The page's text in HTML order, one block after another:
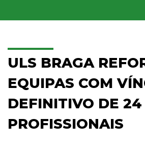
ULS BRAGA
EQUIPAS COM
DEFINITIVO DE 24
PROFISSIONAIS